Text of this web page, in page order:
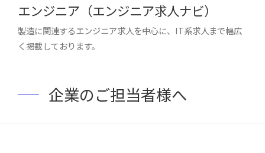
エンジニア（エンジニア求人ナビ）
製造に関連するエンジニア求人を中心に、IT系求人まで幅広
く掲載しております。
企業のご担当者様へ